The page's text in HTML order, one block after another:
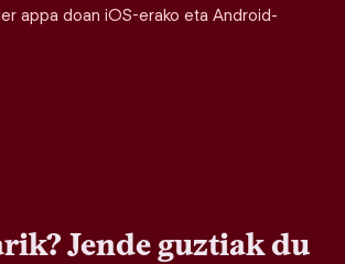
appa doan iOS-erako eta Android-
Jende guztiak du